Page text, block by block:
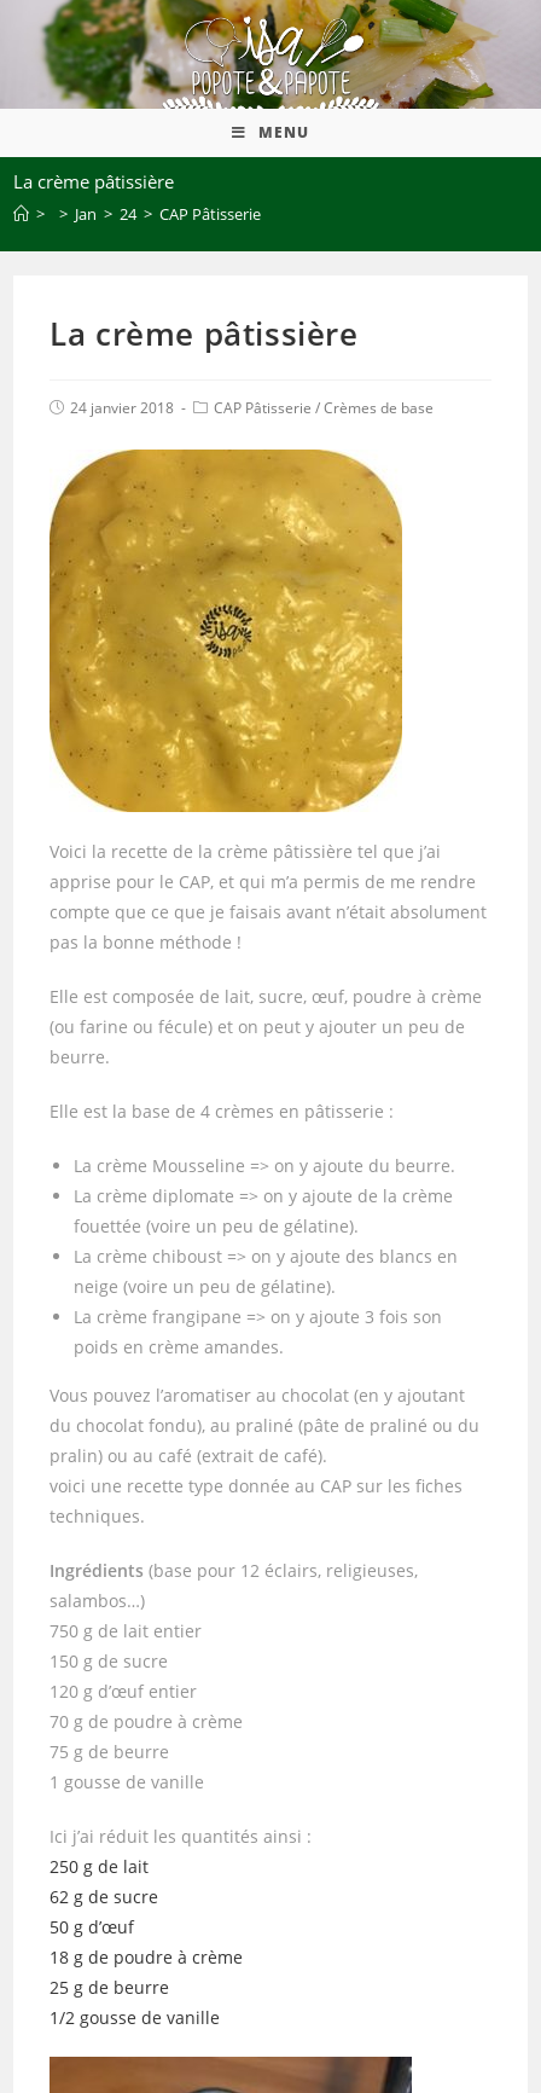
MENU
La crème pâtissière
> > Jan > 24 > CAP Pâtisserie
La crème pâtissière
24 janvier 2018 CAP Pâtisserie /Crèmes de base
Voici la recette de la crème pâtissière tel que j’ai
apprise pour le CAP, et qui m’a permis de me rendre
compte que ce que je faisais avant n’était absolument
pas la bonne méthode !
Elle est composée de lait, sucre, œuf, poudre à crème
(ou farine ou fécule) et on peut y ajouter un peu de
beurre.
Elle est la base de 4 crèmes en pâtisserie :
La crème Mousseline => on y ajoute du beurre.
La crème diplomate => on y ajoute de la crème
fouettée (voire un peu de gélatine).
La crème chiboust => on y ajoute des blancs en
neige (voire un peu de gélatine).
La crème frangipane => on y ajoute 3 fois son
poids en crème amandes.
Vous pouvez l’aromatiser au chocolat (en y ajoutant
du chocolat fondu), au praliné (pâte de praliné ou du
pralin) ou au café (extrait de café).
voici une recette type donnée au CAP sur les fiches
techniques.
Ingrédients (base pour 12 éclairs, religieuses,
salambos…)
750 g de lait entier
150 g de sucre
120 g d’œuf entier
70 g de poudre à crème
75 g de beurre
1 gousse de vanille
Ici j’ai réduit les quantités ainsi :
250 g de lait
62 g de sucre
50 g d’œuf
18 g de poudre à crème
25 g de beurre
1/2 gousse de vanille